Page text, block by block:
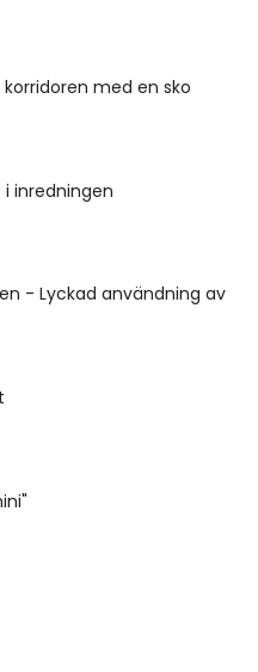
med en sko
inredningen
- Lyckad användning av